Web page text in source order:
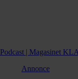
Annonce